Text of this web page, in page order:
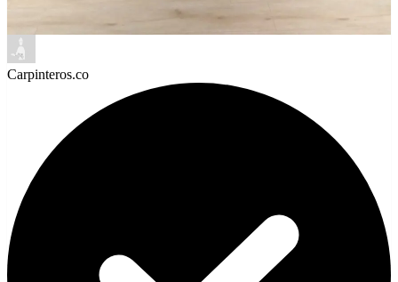
Carpinteros.co